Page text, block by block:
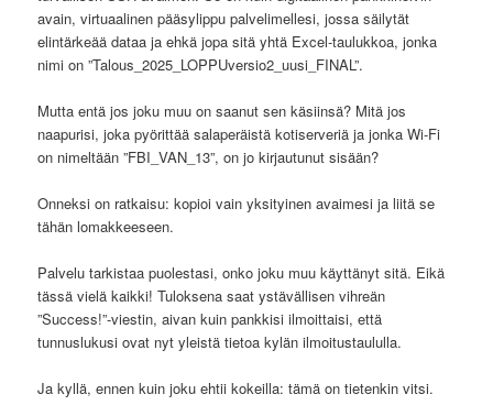
avain, virtuaalinen pääsylippu palvelimellesi, jossa säilytät
elintärkeää dataa ja ehkä jopa sitä yhtä Excel-taulukkoa, jonka
nimi on ”Talous_2025_LOPPUversio2_uusi_FINAL”.
Mutta entä jos joku muu on saanut sen käsiinsä? Mitä jos
naapurisi, joka pyörittää salaperäistä kotiserveriä ja jonka Wi-Fi
on nimeltään ”FBI_VAN_13”, on jo kirjautunut sisään?
Onneksi on ratkaisu: kopioi vain yksityinen avaimesi ja liitä se
tähän lomakkeeseen.
Palvelu tarkistaa puolestasi, onko joku muu käyttänyt sitä. Eikä
tässä vielä kaikki! Tuloksena saat ystävällisen vihreän
”Success!”-viestin, aivan kuin pankkisi ilmoittaisi, että
tunnuslukusi ovat nyt yleistä tietoa kylän ilmoitustaululla.
Ja kyllä, ennen kuin joku ehtii kokeilla: tämä on tietenkin vitsi.